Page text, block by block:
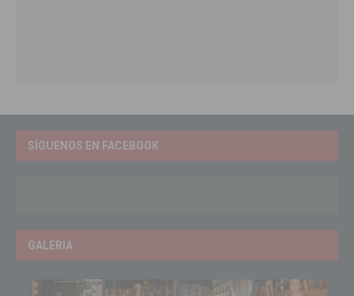
SÍGUENOS EN FACEBOOK
GALERIA